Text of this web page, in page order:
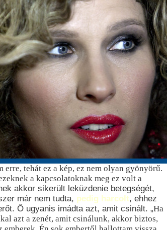
erre, tehát ez a kép, ez nem olyan gyönyörű.
a kapcsolatoknak meg ez volt a
akkor sikerült leküzdenie betegségét,
már nem tudta, pedig harcolt, ehhez
Ő ugyanis imádta azt, amit csinált. „Ha
azt a zenét, amit csinálunk, akkor biztos,